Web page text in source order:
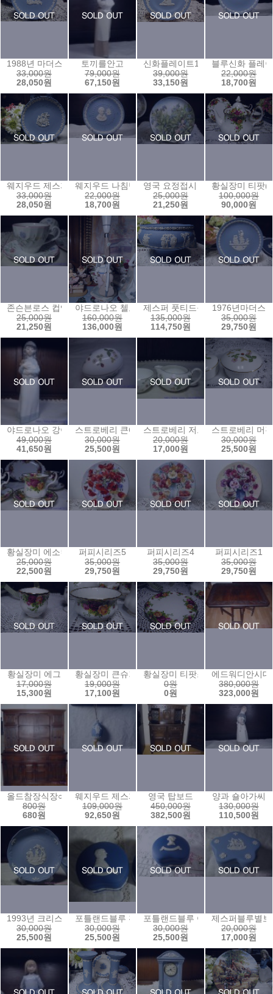
1988년 마더스 플레이트
33,000원
28,050원
토끼를안고
79,000원
67,150원
신화플레이트1
39,000원
33,150원
블루신화 플레
22,000원
18,700원
웨지우드 제스퍼 1992년 크리스마스 플레이트
33,000원
28,050원
웨지우드 나침반 기념접시0
22,000원
18,700원
영국 요정접시 9
25,000원
21,250원
황실장미 티팟(
100,000원
90,000원
존슨븐로스 컵앤소서2
25,000원
21,250원
야드로나오 첼로소녀램프
160,000원
136,000원
제스퍼 풋티드볼
135,000원
114,750원
1976년마더스
35,000원
29,750원
야드로나오 강아지안은소녀
49,000원
41,650원
스트로베리 큰에그보석함
30,000원
25,500원
스트로베리 저그(c)
20,000원
17,000원
스트로베리 머
30,000원
25,500원
황실장미 에소컵앤소서
25,000원
22,500원
퍼피시리즈5
35,000원
29,750원
퍼피시리즈4
35,000원
29,750원
퍼피시리즈1
35,000원
29,750원
황실장미 에그
17,000원
15,300원
황실장미 큰슈거볼
19,000원
17,100원
황실장미 티팟스탠드
0원
0원
에드워디안시
380,000원
323,000원
올드참장식장○
800원
680원
웨지우드 제스퍼 쥬얼리3
109,000원
92,650원
영국 탑보드
450,000원
382,500원
양과 숄아가씨
130,000원
110,500원
1993년 크리스마스 이어 플레이트
30,000원
25,500원
포틀랜드블루 황태자콩팥보석함
30,000원
25,500원
포틀랜드블루 여왕콩팥보석함
30,000원
25,500원
제스퍼블루별
20,000원
17,000원